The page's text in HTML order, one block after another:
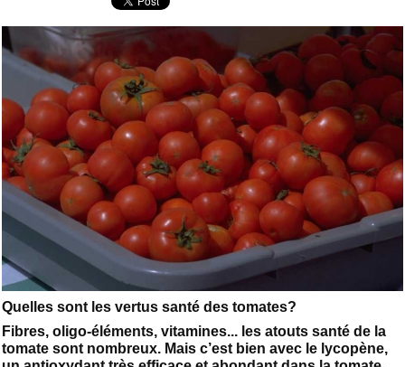
Quelles sont les vertus santé des tomates?
Fibres, oligo-éléments, vitamines... les atouts santé de la
tomate sont nombreux. Mais c’est bien avec le lycopène,